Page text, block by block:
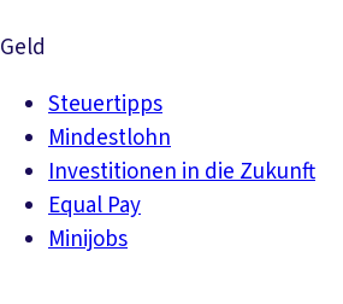
Geld
Steuertipps
Mindestlohn
Investitionen in die Zukunft
Equal Pay
Minijobs